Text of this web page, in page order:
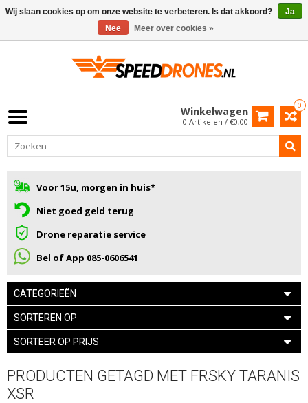
0
Winkelwagen
0 Artikelen / €0,00
Voor 15u, morgen in huis*
Niet goed geld terug
Drone reparatie service
Bel of App 085-0606541
CATEGORIEËN
SORTEREN OP
SORTEER OP PRIJS
PRODUCTEN GETAGD MET FRSKY TARANIS
XSR
Wij slaan cookies op om onze website te verbeteren. Is dat akkoord?
Ja
Nee
Meer over cookies »